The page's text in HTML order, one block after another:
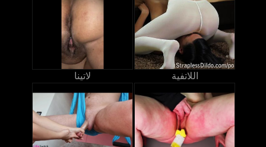
لاتينا اللاتفية